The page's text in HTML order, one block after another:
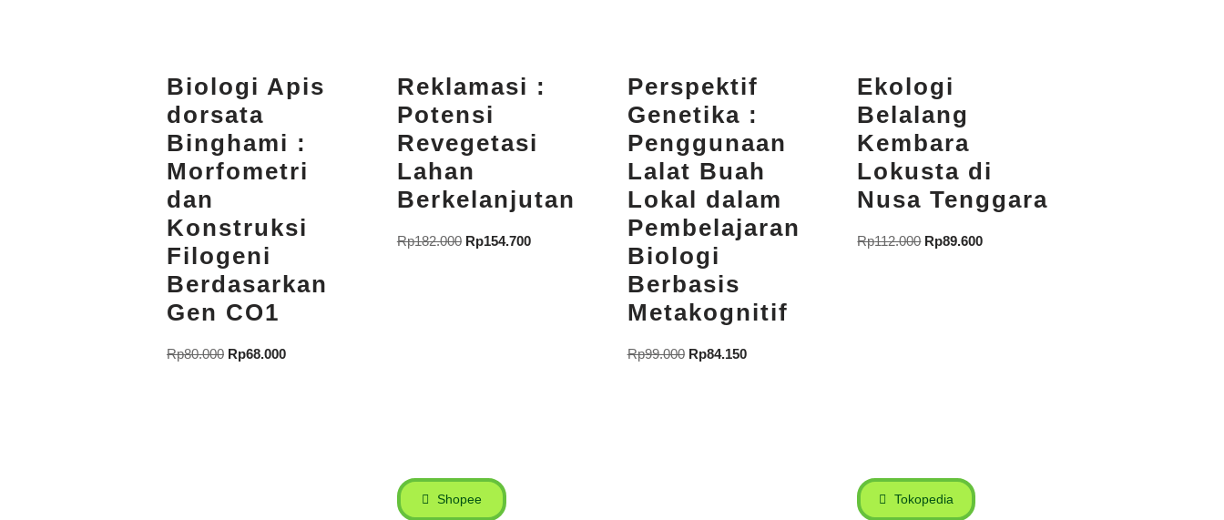
Biologi Apis
dorsata
Binghami :
Morfometri
dan
Konstruksi
Filogeni
Berdasarkan
Gen CO1
Rp80.000 Rp68.000
Reklamasi :
Potensi
Revegetasi
Lahan
Berkelanjutan
Rp182.000 Rp154.700
Shopee
Perspektif
Genetika :
Penggunaan
Lalat Buah
Lokal dalam
Pembelajaran
Biologi
Berbasis
Metakognitif
Rp99.000 Rp84.150
Ekologi
Belalang
Kembara
Lokusta di
Nusa Tenggara
Rp112.000 Rp89.600
Tokopedia